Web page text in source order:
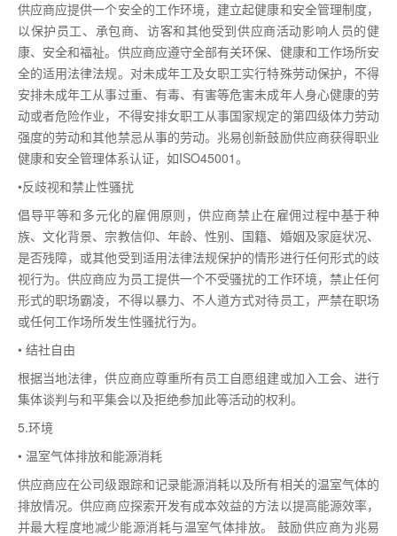
供应商应提供一个安全的工作环境，建立起健康和安全管理制度，
以保护员工、承包商、访客和其他受到供应商活动影响人员的健
康、安全和福祉。供应商应遵守全部有关环保、健康和工作场所安
全的适用法律法规。对未成年工及女职工实行特殊劳动保护，不得
安排未成年工从事过重、有毒、有害等危害未成年人身心健康的劳
动或者危险作业，不得安排女职工从事国家规定的第四级体力劳动
强度的劳动和其他禁忌从事的劳动。兆易创新鼓励供应商获得职业
健康和安全管理体系认证，如ISO45001。
•反歧视和禁止性骚扰
倡导平等和多元化的雇佣原则，供应商禁止在雇佣过程中基于种
族、文化背景、宗教信仰、年龄、性别、国籍、婚姻及家庭状况、
是否残障，或其他受到适用法律法规保护的情形进行任何形式的歧
视行为。供应商应为员工提供一个不受骚扰的工作环境，禁止任何
形式的职场霸凌，不得以暴力、不人道方式对待员工，严禁在职场
或任何工作场所发生性骚扰行为。
• 结社自由
根据当地法律，供应商应尊重所有员工自愿组建或加入工会、进行
集体谈判与和平集会以及拒绝参加此等活动的权利。
5.环境
• 温室气体排放和能源消耗
供应商应在公司级跟踪和记录能源消耗以及所有相关的温室气体的
排放情况。供应商应探索开发有成本效益的方法以提高能源效率，
并最大程度地减少能源消耗与温室气体排放。 鼓励供应商为兆易